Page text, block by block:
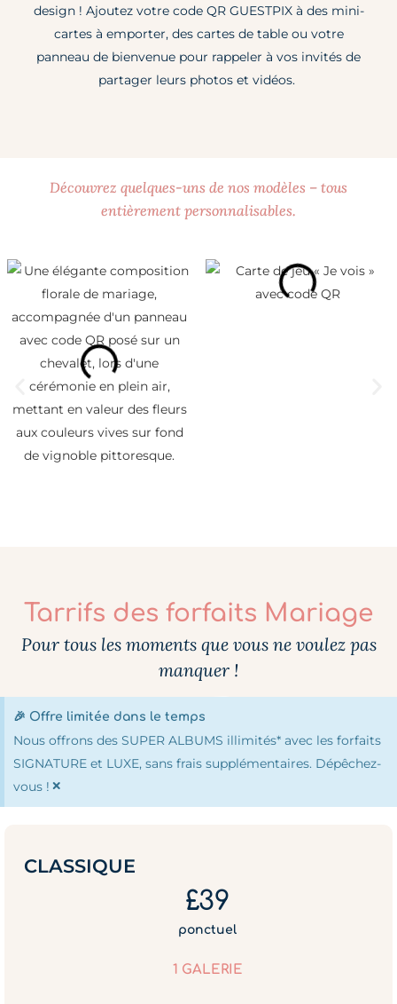
design ! Ajoutez votre code QR GUESTPIX à des mini-
cartes à emporter, des cartes de table ou votre
panneau de bienvenue pour rappeler à vos invités de
partager leurs photos et vidéos.
Découvrez quelques-uns de nos modèles – tous
entièrement personnalisables.
Tarrifs des forfaits Mariage
Pour tous les moments que vous ne voulez pas
manquer !
🎉 Offre limitée dans le temps
Nous offrons des SUPER ALBUMS illimités* avec les forfaits
SIGNATURE et LUXE, sans frais supplémentaires. Dépêchez-
vous ! ×
CLASSIQUE
£39
ponctuel
1 GALERIE